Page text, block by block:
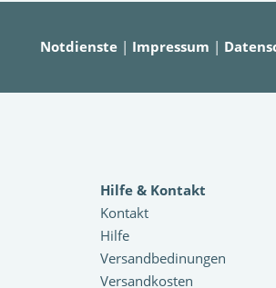
Notdienste | Impressum |
Hilfe & Kontakt
Kontakt
Hilfe
Versandbedinungen
Versandkosten